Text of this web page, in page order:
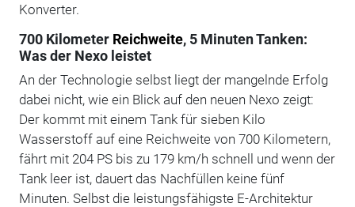
Konverter.
700 Kilometer Reichweite, 5 Minuten Tanken:
Was der Nexo leistet
An der Technologie selbst liegt der mangelnde Erfolg
dabei nicht, wie ein Blick auf den neuen Nexo zeigt:
Der kommt mit einem Tank für sieben Kilo
Wasserstoff auf eine Reichweite von 700 Kilometern,
fährt mit 204 PS bis zu 179 km/h schnell und wenn der
Tank leer ist, dauert das Nachfüllen keine fünf
Minuten. Selbst die leistungsfähigste E-Architektur